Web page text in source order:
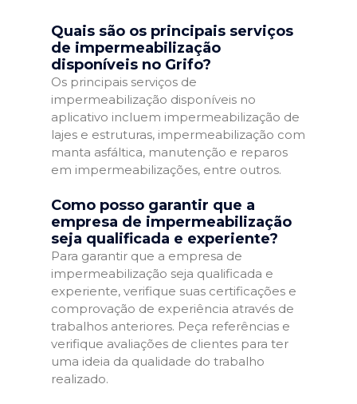
Quais são os principais serviços
de impermeabilização
disponíveis no Grifo?
Os principais serviços de
impermeabilização disponíveis no
aplicativo incluem impermeabilização de
lajes e estruturas, impermeabilização com
manta asfáltica, manutenção e reparos
em impermeabilizações, entre outros.
Como posso garantir que a
empresa de impermeabilização
seja qualificada e experiente?
Para garantir que a empresa de
impermeabilização seja qualificada e
experiente, verifique suas certificações e
comprovação de experiência através de
trabalhos anteriores. Peça referências e
verifique avaliações de clientes para ter
uma ideia da qualidade do trabalho
realizado.